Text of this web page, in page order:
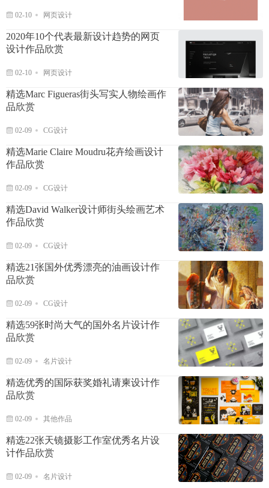
02-10 网页设计
2020年10个代表最新设计趋势的网页
设计作品欣赏
02-10 网页设计
精选Marc Figueras街头写实人物绘画作
品欣赏
02-09 CG设计
精选Marie Claire Moudru花卉绘画设计
作品欣赏
02-09 CG设计
精选David Walker设计师街头绘画艺术
作品欣赏
02-09 CG设计
精选21张国外优秀漂亮的油画设计作
品欣赏
02-09 CG设计
精选59张时尚大气的国外名片设计作
品欣赏
02-09 名片设计
精选优秀的国际获奖婚礼请柬设计作
品欣赏
02-09 其他作品
精选22张天镜摄影工作室优秀名片设
计作品欣赏
02-09 名片设计